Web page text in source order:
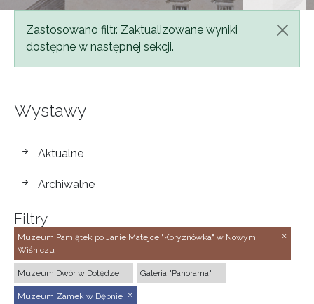
Status message
Zastosowano filtr. Zaktualizowane wyniki
dostępne w następnej sekcji.
Wystawy
wystawy
Aktualne
Archiwalne
Filtry
Muzeum Pamiątek po Janie Matejce "Koryznówka" w Nowym
Wiśniczu
Muzeum Dwór w Dołędze Galeria "Panorama"
Muzeum Zamek w Dębnie